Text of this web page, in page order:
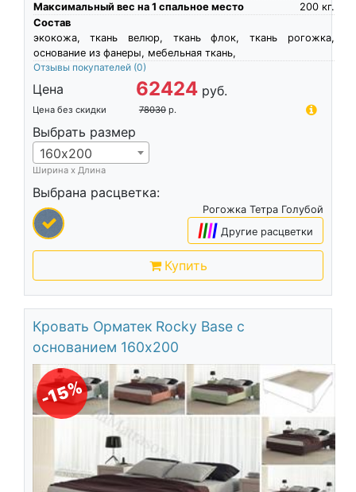
Максимальный вес на 1 спальное место
кг.
200
Состав
экокожа, ткань велюр, ткань флок, ткань рогожка,
основание из фанеры, мебельная ткань,
Отзывы покупателей (0)
Цена 62424 руб.
Цена без скидки 78030 р.
Выбрать размер
160х200
Ширина х Длина
Выбрана расцветка:
Рогожка Тетра Голубой
|||| Другие расцветки
Купить
Кровать Орматек Rocky Base с
основанием 160х200
-15%